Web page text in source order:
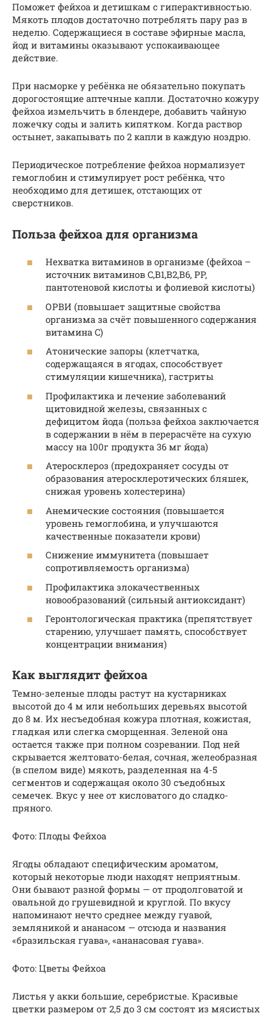
Поможет фейхоа и детишкам с гиперактивностью.
Мякоть плодов достаточно потреблять пару раз в
неделю. Содержащиеся в составе эфирные масла,
йод и витамины оказывают успокаивающее
действие.
При насморке у ребёнка не обязательно покупать
дорогостоящие аптечные капли. Достаточно кожуру
фейхоа измельчить в блендере, добавить чайную
ложечку соды и залить кипятком. Когда раствор
остынет, закапывать по 2 капли в каждую ноздрю.
Периодическое потребление фейхоа нормализует
гемоглобин и стимулирует рост ребёнка, что
необходимо для детишек, отстающих от
сверстников.
Польза фейхоа для организма
Нехватка витаминов в организме (фейхоа –
источник витаминов C,B1,B2,B6, PP,
пантотеновой кислоты и фолиевой кислоты)
ОРВИ (повышает защитные свойства
организма за счёт повышенного содержания
витамина C)
Атонические запоры (клетчатка,
содержащаяся в ягодах, способствует
стимуляции кишечника), гастриты
Профилактика и лечение заболеваний
щитовидной железы, связанных с
дефицитом йода (польза фейхоа заключается
в содержании в нём в перерасчёте на сухую
массу на 100г продукта 36 мг йода)
Атеросклероз (предохраняет сосуды от
образования атеросклеротических бляшек,
снижая уровень холестерина)
Анемические состояния (повышается
уровень гемоглобина, и улучшаются
качественные показатели крови)
Снижение иммунитета (повышает
сопротивляемость организма)
Профилактика злокачественных
новообразований (сильный антиоксидант)
Геронтологическая практика (препятствует
старению, улучшает память, способствует
концентрации внимания)
Как выглядит фейхоа
Темно-зеленые плоды растут на кустарниках
высотой до 4 м или небольших деревьях высотой
до 8 м. Их несъедобная кожура плотная, кожистая,
гладкая или слегка сморщенная. Зеленой она
остается также при полном созревании. Под ней
скрывается желтовато-белая, сочная, желеобразная
(в спелом виде) мякоть, разделенная на 4-5
сегментов и содержащая около 30 съедобных
семечек. Вкус у нее от кисловатого до сладко-
пряного.
Фото: Плоды Фейхоа
Ягоды обладают специфическим ароматом,
который некоторые люди находят неприятным.
Они бывают разной формы — от продолговатой и
овальной до грушевидной и круглой. По вкусу
напоминают нечто среднее между гуавой,
земляникой и ананасом — отсюда и названия
«бразильская гуава», «ананасовая гуава».
Фото: Цветы Фейхоа
Листья у акки большие, серебристые. Красивые
цветки размером от 2,5 до 3 см состоят из мясистых